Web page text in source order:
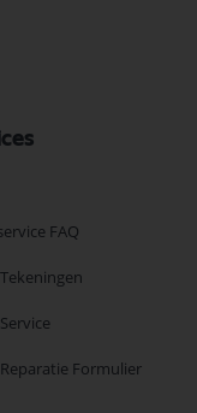
FAQ
Formulier